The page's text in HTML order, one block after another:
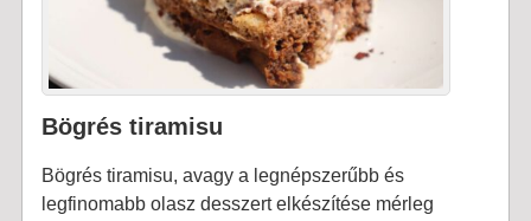
Bögrés tiramisu
Bögrés tiramisu, avagy a legnépszerűbb és
legfinomabb olasz desszert elkészítése mérleg